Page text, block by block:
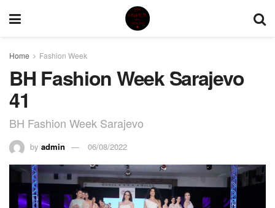
Home Fashion Week
BH Fashion Week Sarajevo
41
BH Fashion Week Sarajevo
by admin 06/08/2022